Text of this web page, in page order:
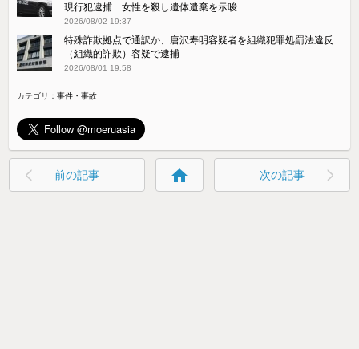
現行犯逮捕 女性を殺し遺体遺棄を示唆
2026/08/02 19:37
特殊詐欺拠点で通訳か、唐沢寿明容疑者を組織犯罪処罰法違反
（組織的詐欺）容疑で逮捕
2026/08/01 19:58
カテゴリ：事件・事故
前の記事 home 次の記事